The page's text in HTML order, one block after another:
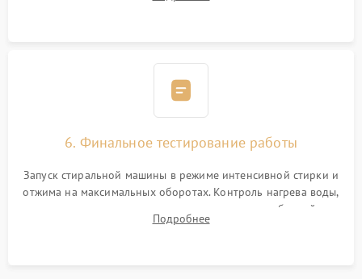
6. Финальное тестирование работы
Запуск стиральной машины в режиме интенсивной стирки и
отжима на максимальных оборотах. Контроль нагрева воды,
корректности слива, отсутствия излишних вибраций,
посторонних стуков и протечек под корпусом.
Подробнее